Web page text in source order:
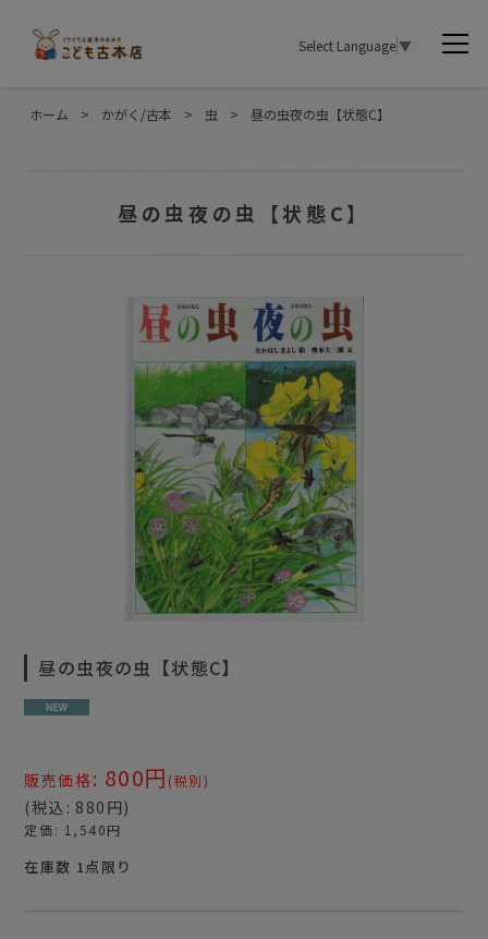
Select Language▼
ホーム > かがく/古本 > 虫 > 昼の虫夜の虫【状態C】
昼の虫夜の虫【状態C】
昼の虫夜の虫【状態C】
販売価格: 800円 (税別)
(税込 : 880 円)
定価: 1,540円
在庫数 1点限り